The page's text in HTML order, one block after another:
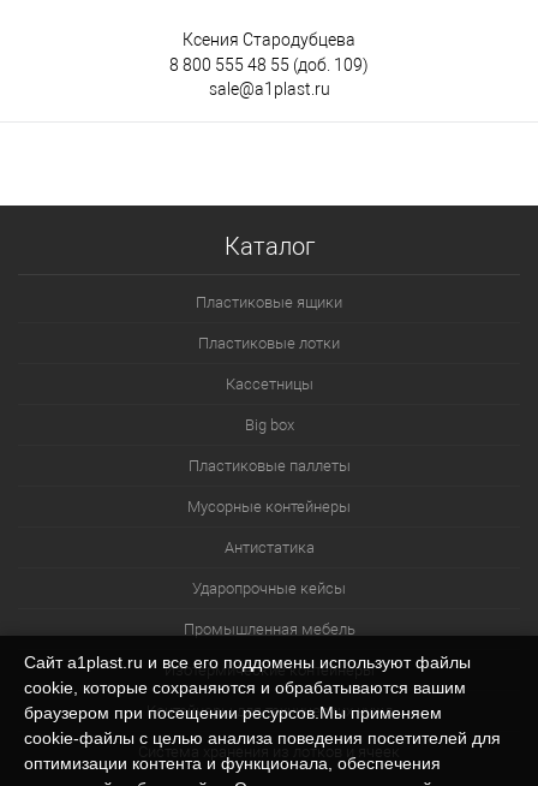
Ксения Стародубцева
8 800 555 48 55 (доб. 109)
sale@a1plast.ru
Каталог
Пластиковые ящики
Пластиковые лотки
Кассетницы
Big box
Пластиковые паллеты
Мусорные контейнеры
Антистатика
Ударопрочные кейсы
Промышленная мебель
Изотермические контейнеры
Контейнеры для технических нужд
Система хранения из лотков и ячеек
Сайт a1plast.ru и все его поддомены используют файлы
cookie, которые сохраняются и обрабатываются вашим
браузером при посещении ресурсов.Мы применяем
cookie‑файлы с целью анализа поведения посетителей для
оптимизации контента и функционала, обеспечения